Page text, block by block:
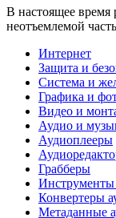
В настоящее время
неотъемлемой
Интернет
Защита и
Система и
Графика и
Видео и
Аудио и
Аудиоплееры
Грабберы
Инструменты
Конвертеры
Метаданные